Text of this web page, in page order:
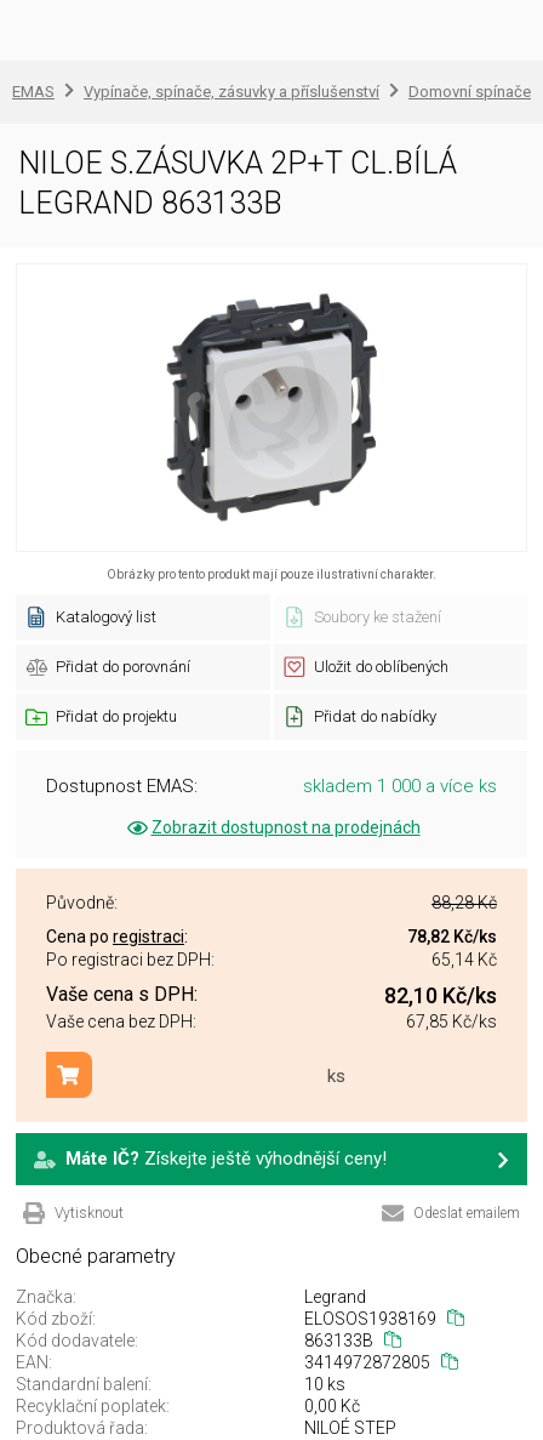
EMAS Vypínače, spínače, zásuvky a příslušenství Domovní spínače
NILOE S.ZÁSUVKA 2P+T CL.BÍLÁ
LEGRAND 863133B
Obrázky pro tento produkt mají pouze ilustrativní charakter.
Katalogový list Soubory ke stažení
Přidat do porovnání Uložit do oblíbených
Přidat do projektu Přidat do nabídky
Dostupnost EMAS: skladem 1 000 a více ks
Zobrazit dostupnost na prodejnách
Původně:
88,28 Kč
Cena po registraci: 78,82 Kč/ks
Po registraci bez DPH:
65,14 Kč
Vaše cena s DPH: 82,10 Kč/ks
Vaše cena bez DPH: 67,85 Kč/ks
ks
Přidat do košíku
Máte IČ? Získejte ještě výhodnější ceny!
Vytisknout Odeslat emailem
Obecné parametry
Značka:
Legrand
Kód zboží:
ELOSOS1938169
Kód dodavatele:
863133B
EAN:
3414972872805
Standardní balení:
10 ks
Recyklační poplatek:
0,00 Kč
Produktová řada:
NILOÉ STEP